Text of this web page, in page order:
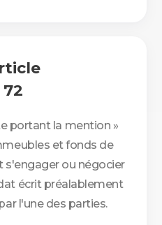
72
portant la mention »
et fonds de
s'engager ou négocier
écrit préalablement
l'une des parties.